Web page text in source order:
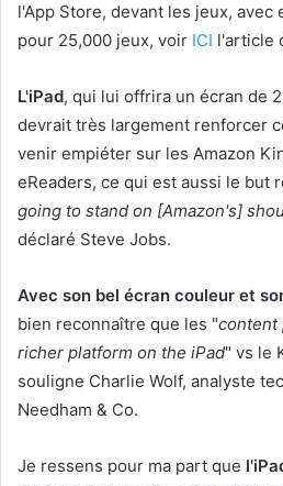
l'App Store, devant les jeux, avec
pour 25,000 jeux, voir ICI l'article
L'iPad, qui lui offrira un écran de
devrait très largement renforcer
venir empiéter sur les Amazon
eReaders, ce qui est aussi le but
going to stand on [Amazon's]
déclaré Steve Jobs.
Avec son bel écran couleur et
bien reconnaître que les "content
richer platform on the iPad" vs le
souligne Charlie Wolf, analyste
Needham & Co.
Je ressens pour ma part que